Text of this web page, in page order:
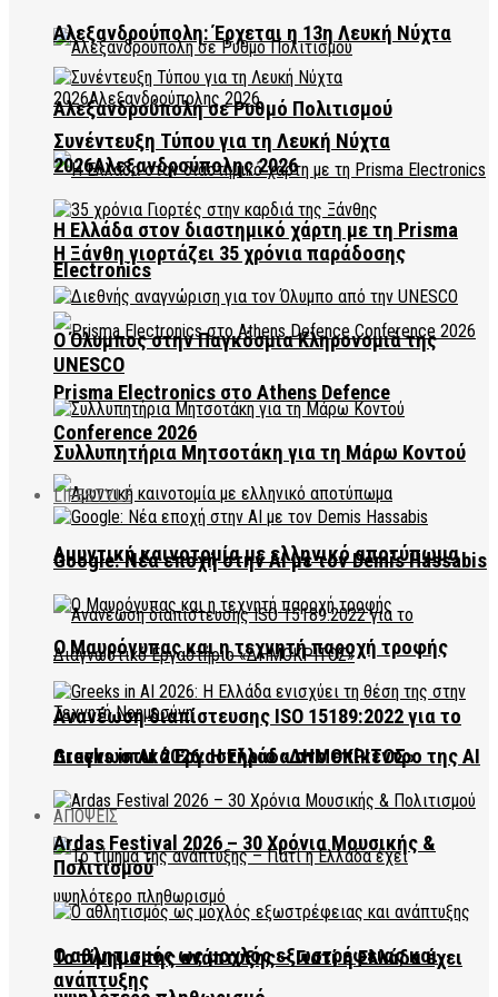
Αλεξανδρούπολη σε Ρυθμό Πολιτισμού
Η Ελλάδα στον διαστημικό χάρτη με τη Prisma
Electronics
Prisma Electronics στο Athens Defence
Conference 2026
Αμυντική καινοτομία με ελληνικό αποτύπωμα
Ανανέωση διαπίστευσης ISO 15189:2022 για το
Διαγνωστικό Εργαστήριο «ΔΗΜΟΚΡΙΤΟΣ»
ΑΠΟΨΕΙΣ
Το τίμημα της ανάπτυξης – Γιατί η Ελλάδα έχει
Αλεξανδρούπολη: Έρχεται η 13η Λευκή Νύχτα
Συνέντευξη Τύπου για τη Λευκή Νύχτα
2026Αλεξανδρούπολης 2026
Η Ξάνθη γιορτάζει 35 χρόνια παράδοσης
Ο Όλυμπος στην Παγκόσμια Κληρονομιά της
UNESCO
Συλλυπητήρια Μητσοτάκη για τη Μάρω Κοντού
LIFESTYLE
Google: Νέα εποχή στην AI με τον Demis Hassabis
Ο Μαυρόγυπας και η τεχνητή παροχή τροφής
Greeks in AI 2026: Η Ελλάδα στο επίκεντρο της AI
Ardas Festival 2026 – 30 Χρόνια Μουσικής &
Πολιτισμού
Ο αθλητισμός ως μοχλός εξωστρέφειας και
ανάπτυξης